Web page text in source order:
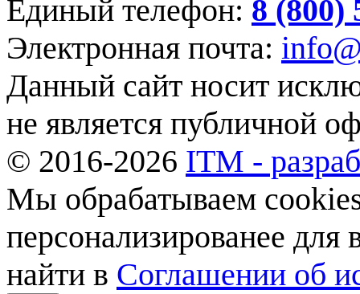
Единый телефон: 8 (800)
Электронная почта:
Данный сайт носит
не является публичной
© 2016-2026 ITM -
Мы обрабатываем
персонализированее
найти в Соглашении об